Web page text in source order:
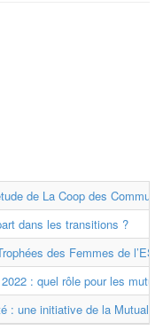
de La Coop des
dans les transitions ?
des Femmes de
: quel rôle pour les
: une initiative de la